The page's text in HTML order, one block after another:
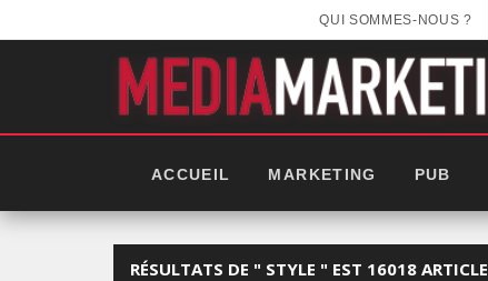
QUI SOMMES-NOUS ?
ACCUEIL MARKETING PUB
RÉSULTATS DE " STYLE " EST 16018 ARTICLE